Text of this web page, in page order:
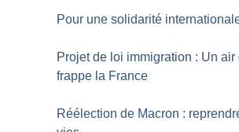
Pour une solidarité
Projet de loi immigration : Un air
frappe la France
Réélection de Macron :